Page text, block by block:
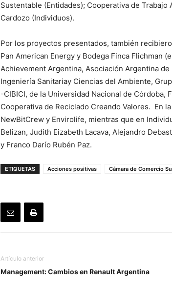
Sustentable (Entidades); Cooperativa de
Cardozo (Individuos).
Por los proyectos presentados, también
Pan American Energy y Bodega Finca Flichman
Achievement Argentina, Asociación Argentina
Ingeniería Sanitariay Ciencias del Ambiente,
-CIBICI, de la Universidad Nacional de Córdoba,
Cooperativa de Reciclado Creando Valores. En
NewBitCrew y Envirolife, mientras que en
Belizan, Judith Eizabeth Lacava, Alejandro
y Franco Darío Rubén Paz.
ETIQUETAS Acciones positivas Cámara de Comercio
Artículo anterior
Management: Cambios en Renault Argentina